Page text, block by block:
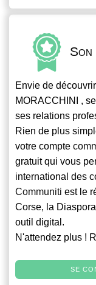
Son
Envie de
MORACCHINI ,
ses relations
Rien de plus
votre compte
gratuit qui vous
international des
Communiti est le
Corse, la
outil digital.
N'attendez plus !
SE